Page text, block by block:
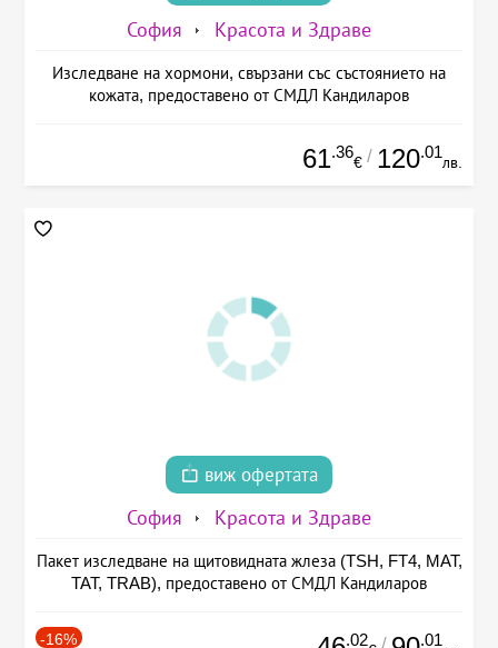
София Красота и Здраве
Изследване на хормони, свързани със състоянието на
кожата, предоставено от СМДЛ Кандиларов
61.36
€ / 120.01
лв.
виж офертата
София Красота и Здраве
Пакет изследване на щитовидната жлеза (TSH, FT4, MAT,
TAT, TRAB), предоставено от СМДЛ Кандиларов
-16% .02 .01